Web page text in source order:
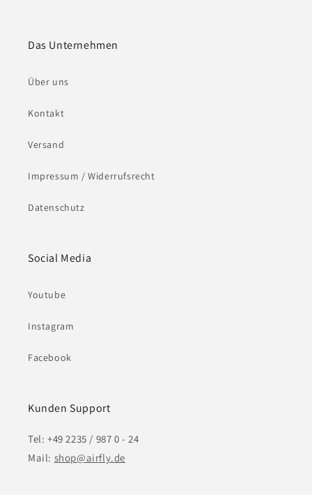
Das Unternehmen
Über uns
Kontakt
Versand
Impressum / Widerrufsrecht
Datenschutz
Social Media
Youtube
Instagram
Facebook
Kunden Support
Tel: +49 2235 / 987 0 - 24
Mail: shop@airfly.de